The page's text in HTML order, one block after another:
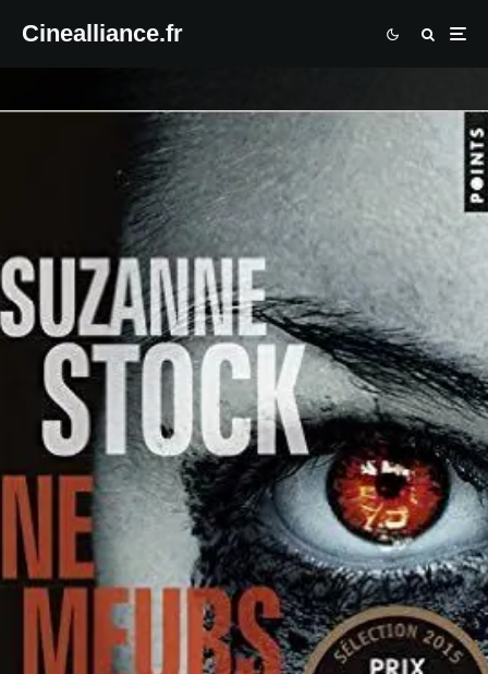
Cinealliance.fr